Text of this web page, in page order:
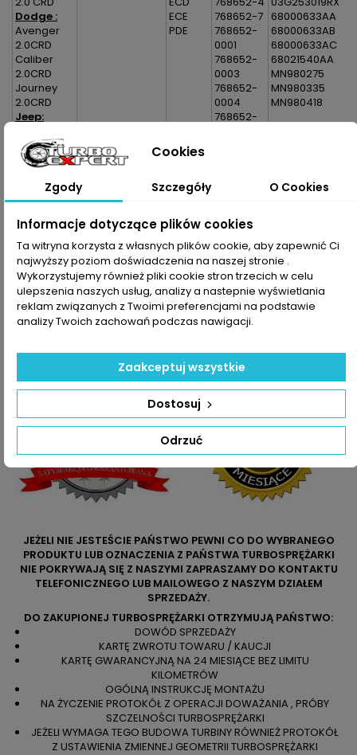
Dodge :
Avenger
2.0CRD
Caliber
2.0CRD
Journey
2.0CRD
Jeep:
2.0CRD
Patriot
Mitsubishi:
Grandis 2.0
DI-D
Lancer VIII
2.0 DI-D
Outlander
2.0 DI-D
ECE
PDE
768652-7
768652-
0001
768652-
0003
768652-
0004
768652-
5004S
768652-
5007S
68000633AA
68000633AB
68000633AC
68021540AA
MN980275
MN980335
MN980418
Dane zawarte w tabeli mogą odbiegać od rzeczywistości.
Dokładamy wszelkich starań aby jednak tak nie było.
numerów producenta na uszkodzonej części.
JEŻELI NIE JESTEŚCIE PAŃSTWO PEWNI CO DO WYBRANEGO
PRODUKTU LUB OZNACZENIA Z PAŃSTWA TURBOSPRĘŻARKI
NIE POKRYWAJĄ SIĘ Z NASZYMI ZAPRASZAMY DO KONTAKTU
TELEFONICZNEGO LUB MAILOWEGO Z NASZYM DZIAŁEM
SPRZEDAŻY.
DO ZAKUPIONEJ TURBOSPRĘŻARKI OTRZYMUJĄ PAŃSTWO:
DOWÓD SPRZEDAŻY
KARTĘ ZWROTU TOWARU / KAUCJI
KARTĘ GWARANCYJNĄ NA 24 MIESIĄCE BEZ LIMITU
KILOMETRÓW
OGÓLNĄ INSTRUKCJĘ MONTAŻU
NA ŻYCZENIE PROTOKÓŁ Z OPERACJI DOWAŻANIA , PRÓBY
SZCZELNOŚCI TURBOSPRĘŻARKI
JEŻELI WYMAGA TEGO BUDOWA TURBINY RÓWNIEŻ PROTOKÓŁ
Z USTAWIENIA ZMIENNEJ GEOMETRII TURBOSPRĘŻARKI
Cookies
Zgody Szczegóły O Cookies
Informacje dotyczące plików cookies
Ta witryna korzysta z własnych plików cookie, aby zapewnić Ci
najwyższy poziom doświadczenia na naszej stronie .
Wykorzystujemy również pliki cookie stron trzecich w celu
ulepszenia naszych usług, analizy a nastepnie wyświetlania
reklam związanych z Twoimi preferencjami na podstawie
analizy Twoich zachowań podczas nawigacji.
Odrzuć
Dostosuj
Zaakceptuj wszystkie